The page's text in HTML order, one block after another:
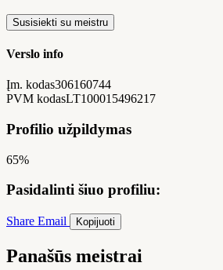
Susisiekti su meistru
Verslo info
Įm. kodas306160744
PVM kodasLT100015496217
Profilio užpildymas
65%
Pasidalinti šiuo profiliu:
Share Email Kopijuoti
Panašūs meistrai